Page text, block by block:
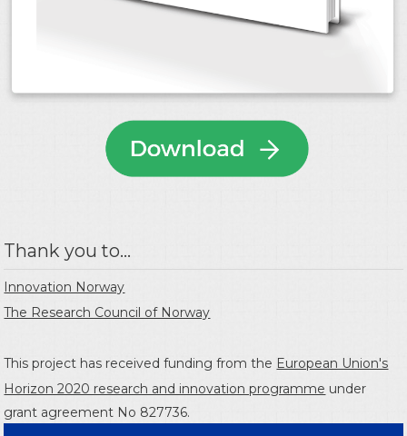
Thank you to...
Innovation Norway
The Research Council of Norway
This project has received funding from the European Union's
Horizon 2020 research and innovation programme under
grant agreement No 827736.